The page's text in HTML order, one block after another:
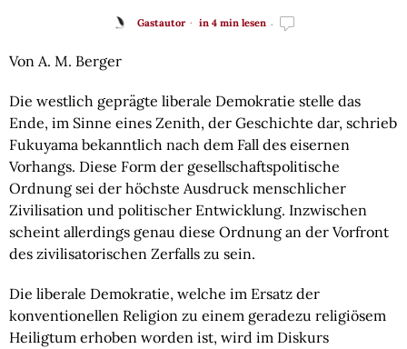
Gastautor in 4 min lesen
Von A. M. Berger
Die westlich geprägte liberale Demokratie stelle das
Ende, im Sinne eines Zenith, der Geschichte dar, schrieb
Fukuyama bekanntlich nach dem Fall des eisernen
Vorhangs. Diese Form der gesellschaftspolitische
Ordnung sei der höchste Ausdruck menschlicher
Zivilisation und politischer Entwicklung. Inzwischen
scheint allerdings genau diese Ordnung an der Vorfront
des zivilisatorischen Zerfalls zu sein.
Die liberale Demokratie, welche im Ersatz der
konventionellen Religion zu einem geradezu religiösem
Heiligtum erhoben worden ist, wird im Diskurs